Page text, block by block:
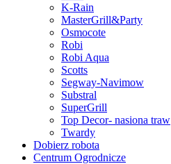
K-Rain
MasterGrill&Party
Osmocote
Robi
Robi Aqua
Scotts
Segway-Navimow
Substral
SuperGrill
Top Decor- nasiona traw
Twardy
Dobierz robota
Centrum Ogrodnicze